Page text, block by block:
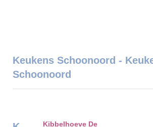
Keukens Schoonoord -
Schoonoord
Kibbelhoeve De